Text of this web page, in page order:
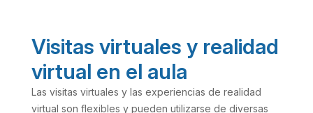
Visitas virtuales y realidad
virtual en el aula
Las visitas virtuales y las experiencias de realidad
virtual son flexibles y pueden utilizarse de diversas